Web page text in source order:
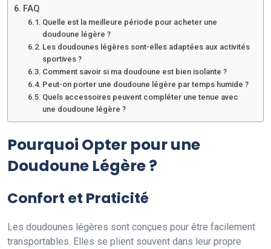
FAQ
Quelle est la meilleure période pour acheter une
doudoune légère ?
Les doudounes légères sont-elles adaptées aux activités
sportives ?
Comment savoir si ma doudoune est bien isolante ?
Peut-on porter une doudoune légère par temps humide ?
Quels accessoires peuvent compléter une tenue avec
une doudoune légère ?
Pourquoi Opter pour une
Doudoune Légère ?
Confort et Praticité
Les doudounes légères sont conçues pour être facilement
transportables. Elles se plient souvent dans leur propre